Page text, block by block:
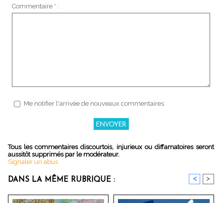
Commentaire * :
Me notifier l'arrivée de nouveaux commentaires
Tous les commentaires discourtois, injurieux ou diffamatoires seront
aussitôt supprimés par le modérateur.
Signaler un abus
DANS LA MÊME RUBRIQUE : < >